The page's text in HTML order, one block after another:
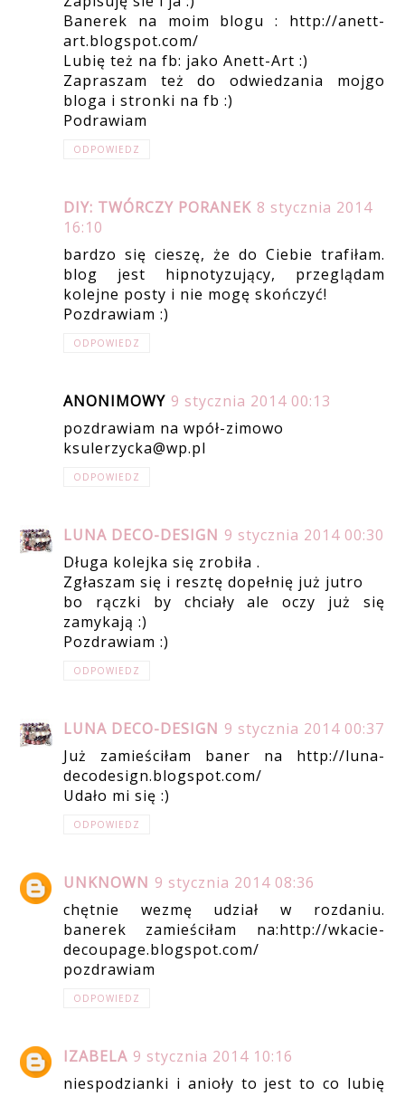
Banerek na moim blogu : http://anett-
art.blogspot.com/
Lubię też na fb: jako Anett-Art :)
Zapraszam też do odwiedzania mojgo
bloga i stronki na fb :)
Podrawiam
ODPOWIEDZ
DIY: TWÓRCZY PORANEK 8 stycznia 2014
16:10
bardzo się cieszę, że do Ciebie trafiłam.
blog jest hipnotyzujący, przeglądam
kolejne posty i nie mogę skończyć!
Pozdrawiam :)
ODPOWIEDZ
ANONIMOWY 9 stycznia 2014 00:13
pozdrawiam na wpół-zimowo
ksulerzycka@wp.pl
ODPOWIEDZ
LUNA DECO-DESIGN 9 stycznia 2014 00:30
Długa kolejka się zrobiła .
Zgłaszam się i resztę dopełnię już jutro
bo rączki by chciały ale oczy już się
zamykają :)
Pozdrawiam :)
ODPOWIEDZ
LUNA DECO-DESIGN 9 stycznia 2014 00:37
Już zamieściłam baner na http://luna-
decodesign.blogspot.com/
Udało mi się :)
ODPOWIEDZ
UNKNOWN 9 stycznia 2014 08:36
chętnie wezmę udział w rozdaniu.
banerek zamieściłam na:http://wkacie-
decoupage.blogspot.com/
pozdrawiam
ODPOWIEDZ
IZABELA 9 stycznia 2014 10:16
niespodzianki i anioły to jest to co lubię